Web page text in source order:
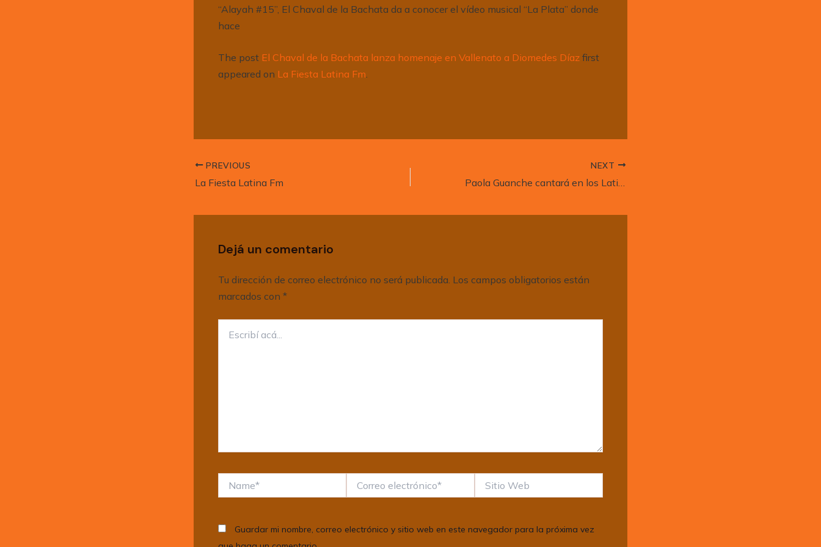
“Alayah #15”, El Chaval de la Bachata da a conocer el vídeo musical “La Plata” donde
hace
The post El Chaval de la Bachata lanza homenaje en Vallenato a Diomedes Díaz first
appeared on La Fiesta Latina Fm.
PREVIOUS
La Fiesta Latina Fm
NEXT
Paola Guanche cantará en los Latin GRAMMY®
Dejá un comentario
Tu dirección de correo electrónico no será publicada. Los campos obligatorios están
marcados con *
acá...
electrónico*
Web
Guardar mi nombre, correo electrónico y sitio web en este navegador para la próxima vez